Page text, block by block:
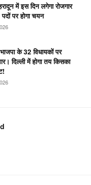
में इस दिन लगेगा रोजगार
पर होगा चयन
के 32 विधायकों पर
दिल्ली में होगा तय किसका